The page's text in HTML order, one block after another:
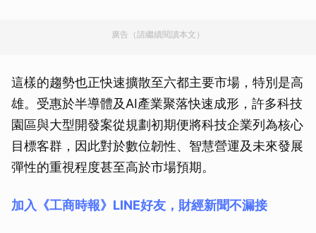
廣告（請繼續閱讀本文）
這樣的趨勢也正快速擴散至六都主要市場，特別是高
雄。受惠於半導體及AI產業聚落快速成形，許多科技
園區與大型開發案從規劃初期便將科技企業列為核心
目標客群，因此對於數位韌性、智慧營運及未來發展
彈性的重視程度甚至高於市場預期。
加入《工商時報》LINE好友，財經新聞不漏接